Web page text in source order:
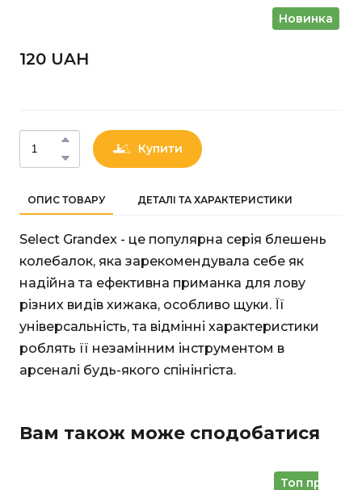
Новинка
120 UAН
Купити
ОПИС ТОВАРУ ДЕТАЛІ ТА ХАРАКТЕРИСТИКИ
Select Grandex - це популярна серія блешень
колебалок, яка зарекомендувала себе як
надійна та ефективна приманка для лову
різних видів хижака, особливо щуки. Її
універсальність, та відмінні характеристики
роблять її незамінним інструментом в
арсеналі будь-якого спінінгіста.
Вам також може сподобатися
Топ